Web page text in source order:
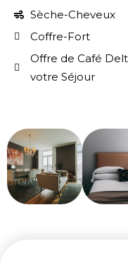
Sèche-Cheveux
Coffre-Fort
Offre de Café
votre Séjour